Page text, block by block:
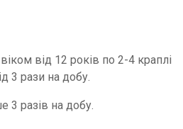
від 12 років по 2-4 краплі
3 рази на добу.
3 разів на добу.